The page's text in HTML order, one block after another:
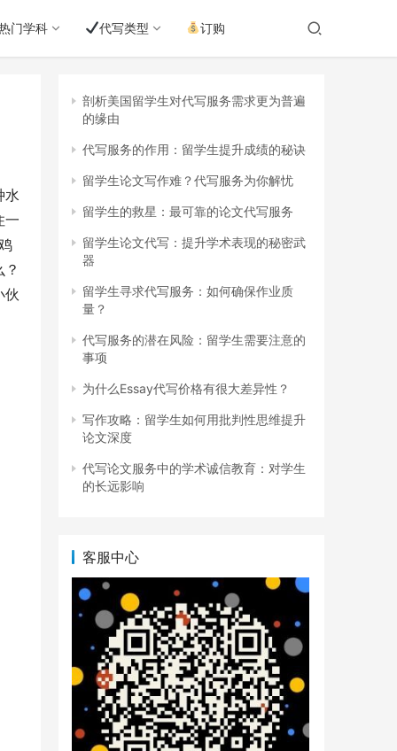
门学科 代写类型 订购
水
一
伙
剖析美国留学生对代写服务需求更为普遍
的缘由
代写服务的作用：留学生提升成绩的秘诀
留学生论文写作难？代写服务为你解忧
留学生的救星：最可靠的论文代写服务
留学生论文代写：提升学术表现的秘密武
器
留学生寻求代写服务：如何确保作业质
量？
代写服务的潜在风险：留学生需要注意的
事项
为什么Essay代写价格有很大差异性？
写作攻略：留学生如何用批判性思维提升
论文深度
代写论文服务中的学术诚信教育：对学生
的长远影响
客服中心